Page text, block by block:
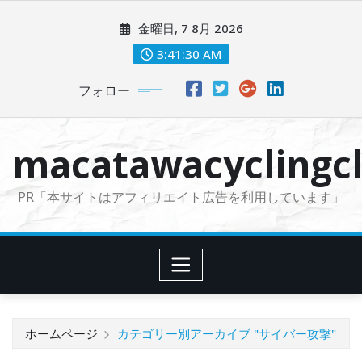
に
金曜日, 7 8月 2026
3:41:31 AM
フォロー
PR「本サイトはアフィリエイト広告を利用しています」
ホームページ カテゴリー別アーカイブ "サイバー攻撃"